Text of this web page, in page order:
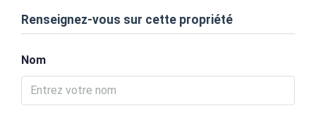
Renseignez-vous sur cette propriété
Nom